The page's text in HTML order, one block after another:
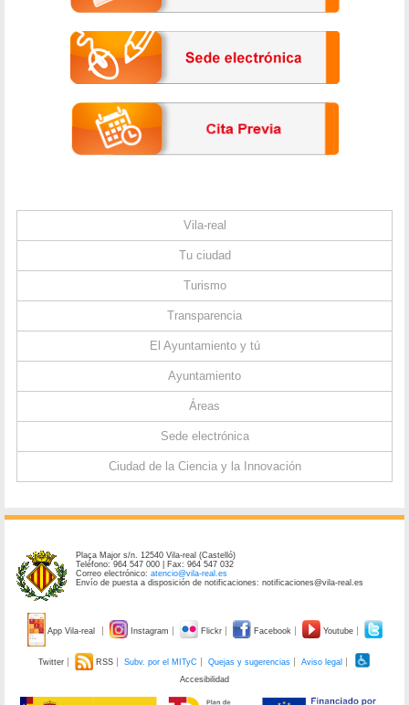
Vila-real
Tu ciudad
Turismo
Transparencia
El Ayuntamiento y tú
Ayuntamiento
Áreas
Sede electrónica
Ciudad de la Ciencia y la Innovación
Plaça Major s/n. 12540 Vila-real (Castelló)
Teléfono: 964 547 000 | Fax: 964 547 032
Correo electrónico:atencio@vila-real.es
Envío de puesta a disposición de notificaciones: notificaciones@vila-real.es
App Vila-real Instagram Flickr Facebook Youtube
Twitter RSS Subv. por el MITyC Quejas y sugerencias
Aviso legal
Accesibilidad